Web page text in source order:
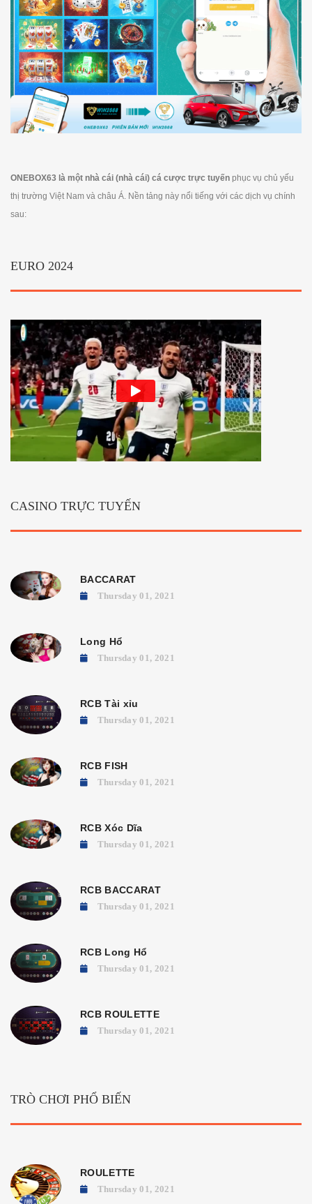
ONEBOX63 là một nhà cái (nhà cái) cá cược trực tuyến phục vụ chủ yếu
thị trường Việt Nam và châu Á. Nền tảng này nổi tiếng với các dịch vụ chính
sau:
EURO 2024
CASINO TRỰC TUYẾN
BACCARAT
Thursday 01, 2021
Long Hổ
Thursday 01, 2021
RCB Tài xỉu
Thursday 01, 2021
RCB FISH
Thursday 01, 2021
RCB Xóc Dĩa
Thursday 01, 2021
RCB BACCARAT
Thursday 01, 2021
RCB Long Hổ
Thursday 01, 2021
RCB ROULETTE
Thursday 01, 2021
TRÒ CHƠI PHỔ BIẾN
ROULETTE
Thursday 01, 2021